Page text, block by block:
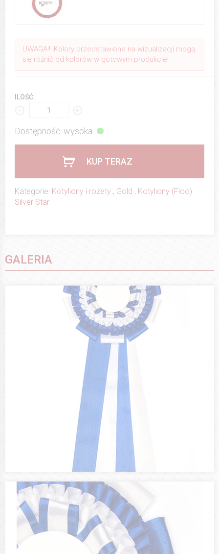
UWAGA!!! Kolory przedstawione na wizualizacji mogą
się różnić od kolorów w gotowym produkcie!
ILOŚĆ:
Dostępność: wysoka
KUP TERAZ
Kategorie: Kotyliony i rozety , Gold , Kotyliony (Floo)
Silver Star
GALERIA